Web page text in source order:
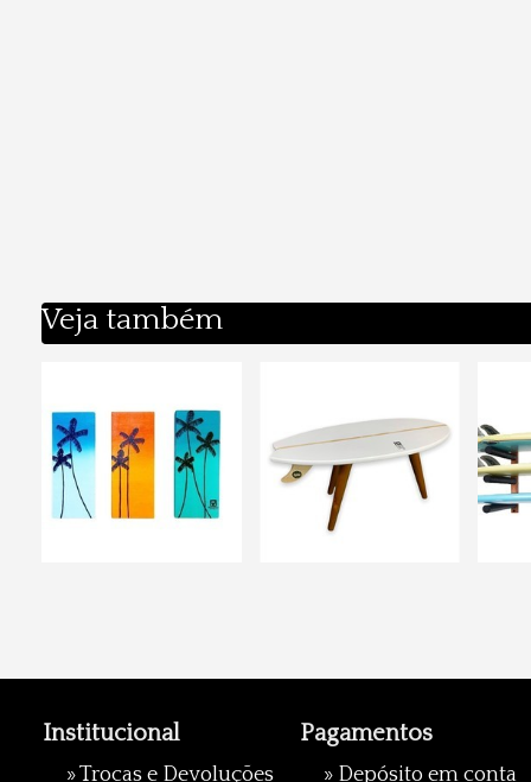
Veja também
Institucional
»Trocas e Devoluções
Pagamentos
» Depósito em conta